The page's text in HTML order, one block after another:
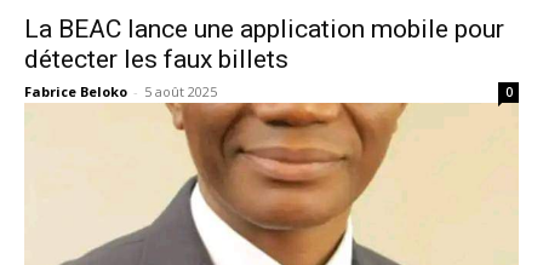
La BEAC lance une application mobile pour
détecter les faux billets
Fabrice Beloko - 5 août 2025 0